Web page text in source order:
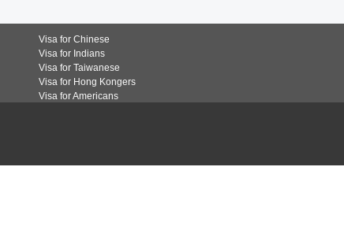
Visa for Chinese
Visa for Indians
Visa for Taiwanese
Visa for Hong Kongers
Visa for Americans